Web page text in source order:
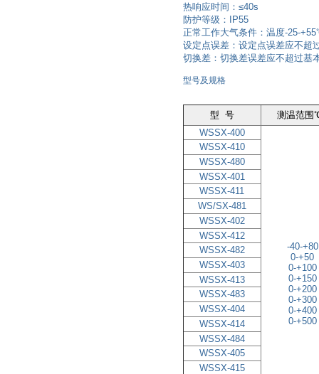
热响应时间：≤40s
防护等级：IP55
正常工作大气条件：温度-25-
设定点误差：设定点误差应不超
切换差：切换差误差应不超过基
型号及规格
型 号
测温范围
WSSX-400
-40-+80
0-+50
0-+100
0-+150
0-+200
0-+300
0-+400
0-+500
WSSX-410
WSSX-480
WSSX-401
WSSX-411
WS/SX-481
WSSX-402
WSSX-412
WSSX-482
WSSX-403
WSSX-413
WSSX-483
WSSX-404
WSSX-414
WSSX-484
WSSX-405
WSSX-415